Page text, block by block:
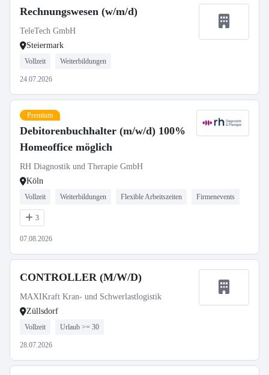
Rechnungswesen (w/m/d)
TeleTech GmbH
Steiermark
Vollzeit Weiterbildungen
24.07.2026
Premium
Debitorenbuchhalter (m/w/d) 100%
Homeoffice möglich
RH Diagnostik und Therapie GmbH
Köln
Vollzeit Weiterbildungen Flexible Arbeitszeiten Firmenevents
3
07.08.2026
CONTROLLER (M/W/D)
MAXIKraft Kran- und Schwerlastlogistik
Züllsdorf
Vollzeit Urlaub >= 30
28.07.2026